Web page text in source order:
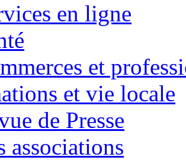
en ligne
et
et vie locale
de Presse
associations